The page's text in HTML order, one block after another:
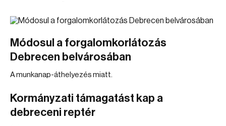
Módosul a forgalomkorlátozás
Debrecen belvárosában
A munkanap-áthelyezés miatt.
Kormányzati támagatást kap a
debreceni reptér